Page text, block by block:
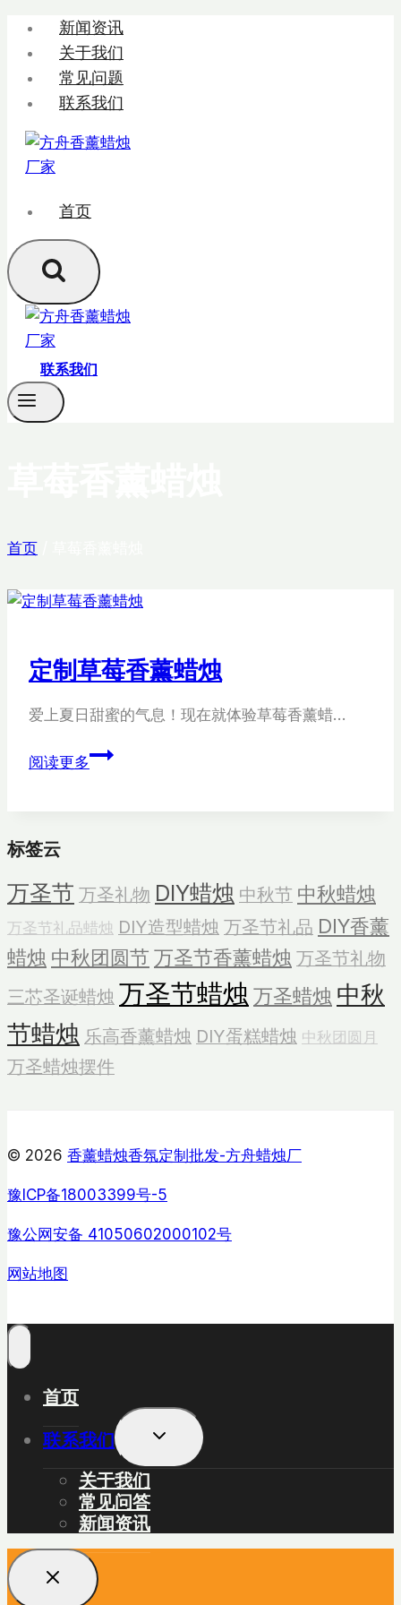
新闻资讯
关于我们
常见问题
联系我们
首页
联系我们
首页
定制草莓香薰蜡烛
爱上夏日甜蜜的气息！现在就体验草莓香薰蜡…
阅读更多定
蜡
烛
标签云
万圣节 万圣礼物 DIY蜡烛 中秋节 中秋蜡烛
万圣节礼品蜡烛 DIY造型蜡烛 万圣节礼品 DIY香薰
蜡烛 中秋团圆节 万圣节香薰蜡烛 万圣节礼物
三芯圣诞蜡烛 万圣节蜡烛 万圣蜡烛 中秋
节蜡烛 乐高香薰蜡烛 DIY蛋糕蜡烛 中秋团圆月
万圣蜡烛摆件
© 2026 香薰蜡烛香氛定制批发-方舟蜡烛厂
豫ICP备18003399号-5
豫公网安备 41050602000102号
网站地图
首页
联系我们
展
子
菜
单
关于我们
常见问答
新闻资讯